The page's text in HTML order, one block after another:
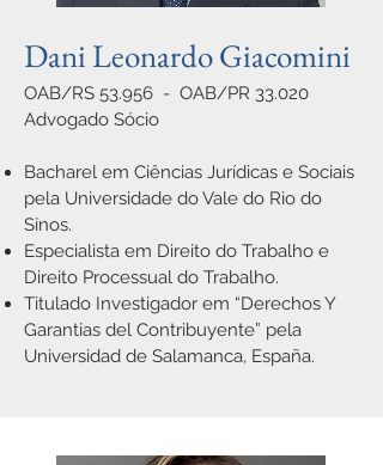
Dani Leonardo Giacomini
OAB/RS 53.956 - OAB/PR 33.020
Advogado Sócio
Bacharel em Ciências Jurídicas e Sociais
pela Universidade do Vale do Rio do
Sinos.
Especialista em Direito do Trabalho e
Direito Processual do Trabalho.
Titulado Investigador em “Derechos Y
Garantias del Contribuyente” pela
Universidad de Salamanca, España.